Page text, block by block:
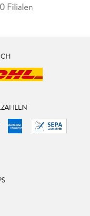
Filialen